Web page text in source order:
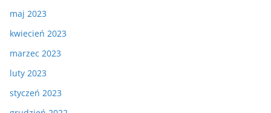
maj 2023
kwiecień 2023
marzec 2023
luty 2023
styczeń 2023